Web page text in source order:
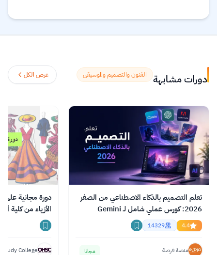
يمكنك توفيق التعليم في حياتك. يعتقد القائمون على
يساعدك على اكتشافات جديدة وتشكيل أفكار
جديدة.اقرأ المزيد. دورات مشابهة الفنون والتصميم والموسيقى عرض الكل
تعلم التصميم بالذكاء الاصطناعي من الصفر
2026: كورس عملي شامل لـ Gemini
وChatGPT وClaude
4.4
14329
منصة فرصة مجانا
دورة مجانية على
الأزياء من كلية
College